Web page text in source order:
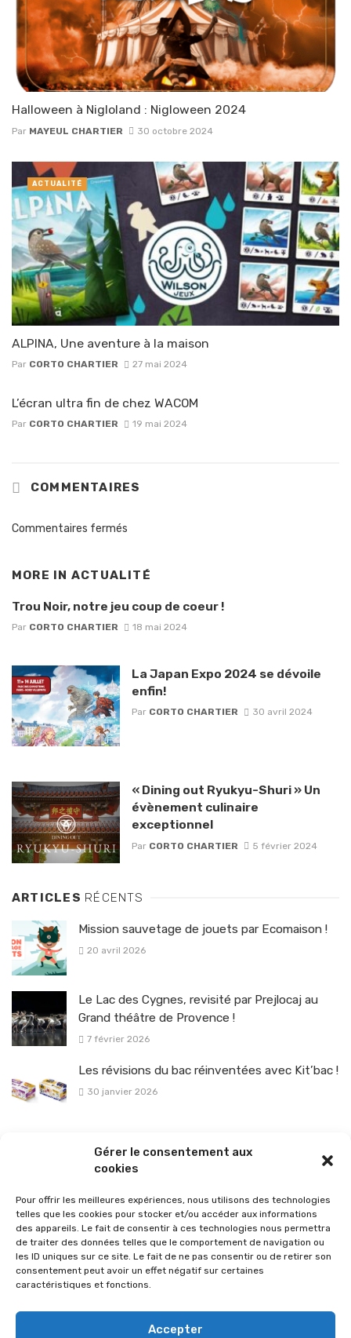
Gérer le consentement aux
cookies
Pour offrir les meilleures expériences, nous utilisons des technologies
telles que les cookies pour stocker et/ou accéder aux informations
des appareils. Le fait de consentir à ces technologies nous permettra
de traiter des données telles que le comportement de navigation ou
les ID uniques sur ce site. Le fait de ne pas consentir ou de retirer son
consentement peut avoir un effet négatif sur certaines
caractéristiques et fonctions.
Accepter
Halloween à Nigloland : Nigloween 2024
Par MAYEUL CHARTIER 30 octobre 2024
ALPINA, Une aventure à la maison
Par CORTO CHARTIER 27 mai 2024
ACTUALITÉ
L’écran ultra fin de chez WACOM
Par CORTO CHARTIER 19 mai 2024
COMMENTAIRES
Commentaires fermés
MORE IN ACTUALITÉ
Trou Noir, notre jeu coup de coeur !
Par CORTO CHARTIER 18 mai 2024
La Japan Expo 2024 se dévoile
enfin!
Par CORTO CHARTIER 30 avril 2024
« Dining out Ryukyu-Shuri » Un
évènement culinaire
exceptionnel
Par CORTO CHARTIER 5 février 2024
ARTICLES RÉCENTS
Mission sauvetage de jouets par Ecomaison !
20 avril 2026
Le Lac des Cygnes, revisité par Prejlocaj au
Grand théâtre de Provence !
7 février 2026
Les révisions du bac réinventées avec Kit’bac !
30 janvier 2026